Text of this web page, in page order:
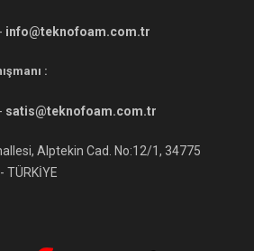
- info@teknofoam.com.tr
:
- satis@teknofoam.com.tr
Alptekin Cad. No:12/1, 34775